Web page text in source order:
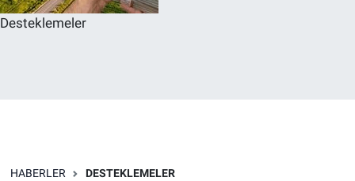
Desteklemeler
HABERLER DESTEKLEMELER